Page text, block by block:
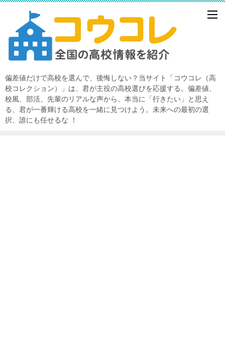
偏差値だけで高校を選んで、後悔しない？当サイト「コウコレ（高
校コレクション）」は、君が主役の高校選びを応援する。偏差値、
校風、部活、先輩のリアルな声から、本当に「行きたい」と思え
る、君が一番輝ける高校を一緒に見つけよう。未来への最初の選
択、誰にも任せるな ！